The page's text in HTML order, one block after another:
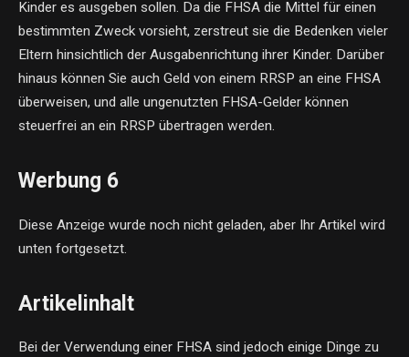
Kinder es ausgeben sollen. Da die FHSA die Mittel für einen
bestimmten Zweck vorsieht, zerstreut sie die Bedenken vieler
Eltern hinsichtlich der Ausgabenrichtung ihrer Kinder. Darüber
hinaus können Sie auch Geld von einem RRSP an eine FHSA
überweisen, und alle ungenutzten FHSA-Gelder können
steuerfrei an ein RRSP übertragen werden.
Werbung 6
Diese Anzeige wurde noch nicht geladen, aber Ihr Artikel wird
unten fortgesetzt.
Artikelinhalt
Bei der Verwendung einer FHSA sind jedoch einige Dinge zu